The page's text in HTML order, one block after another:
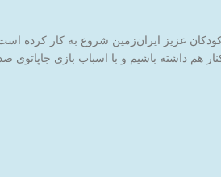
هم داشته باشیم و با اسباب بازی جاپاتوی